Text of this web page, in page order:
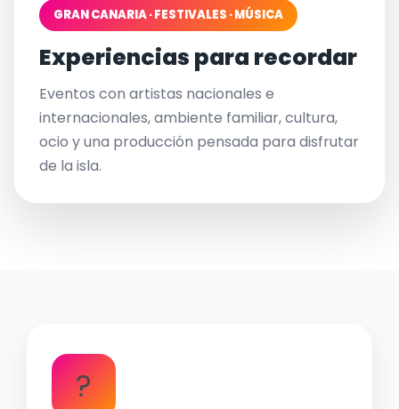
GRAN CANARIA · FESTIVALES · MÚSICA
Experiencias para recordar
Eventos con artistas nacionales e
internacionales, ambiente familiar, cultura,
ocio y una producción pensada para disfrutar
de la isla.
?